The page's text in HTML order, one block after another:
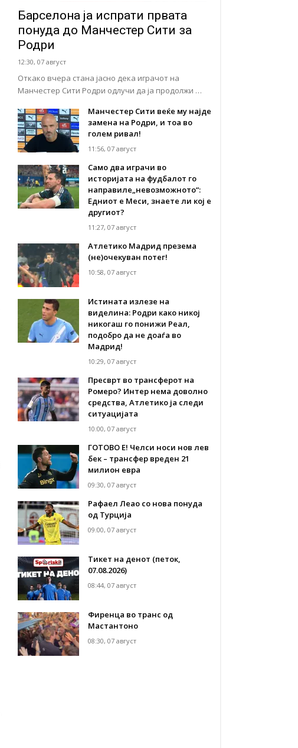
Барселона ја испрати првата
понуда до Манчестер Сити за
Родри
12:30, 07 август
Откако вчера стана јасно дека играчот на
Манчестер Сити Родри одлучи да ја продолжи …
Манчестер Сити веќе му најде
замена на Родри, и тоа во
голем ривал!
11:56, 07 август
Само два играчи во
историјата на фудбалот го
направиле„невозможното“:
Едниот е Меси, знаете ли кој е
другиот?
11:27, 07 август
Атлетико Мадрид презема
(не)очекуван потег!
10:58, 07 август
Истината излезе на
виделина: Родри како никој
никогаш го понижи Реал,
подобро да не доаѓа во
Мадрид!
10:29, 07 август
Пресврт во трансферот на
Ромеро? Интер нема доволно
средства, Атлетико ја следи
ситуацијата
10:00, 07 август
ГОТОВО Е! Челси носи нов лев
бек – трансфер вреден 21
милион евра
09:30, 07 август
Рафаел Леао со нова понуда
од Турција
09:00, 07 август
Тикет на денот (петок,
07.08.2026)
08:44, 07 август
Фиренца во транс од
Мастантоно
08:30, 07 август